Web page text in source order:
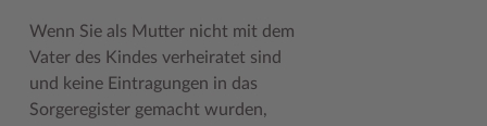
Geodatenportale (Kreiskarte)
Kfz-Zulassung
Kontakt / Öffnungszeiten
Fotoarchiv
Hitzeschutz
Klimaanpassungskonzept
Kreispräsident
Kreistag und Ausschüsse
Kreistag Sitzungskalender
Offene Stellen
Praktika und FSJ
Weiterbildung beim Kreis Stormarn
Klimaschutz beim Kreis Stormarn
Projekt e-Gewerbe
Stormarner Bündnis für bezahlbares Wohnen
Kulturelle Einrichtungen
Museen
Naturschutzgebiete
Wenn Sie als Mutter nicht mit dem
Vater des Kindes verheiratet sind
und keine Eintragungen in das
Sorgeregister gemacht wurden,